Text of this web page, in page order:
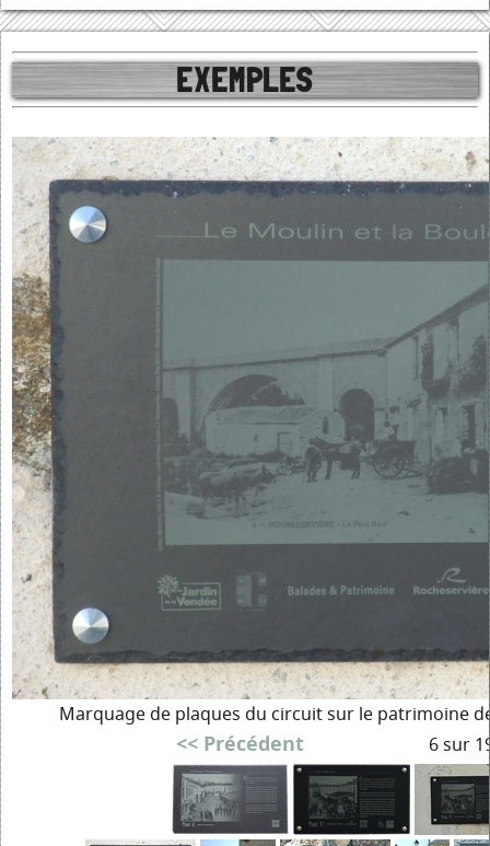
EXEMPLES
Marquage de plaques du circuit sur le patrimoine
<< Précédent 6 sur